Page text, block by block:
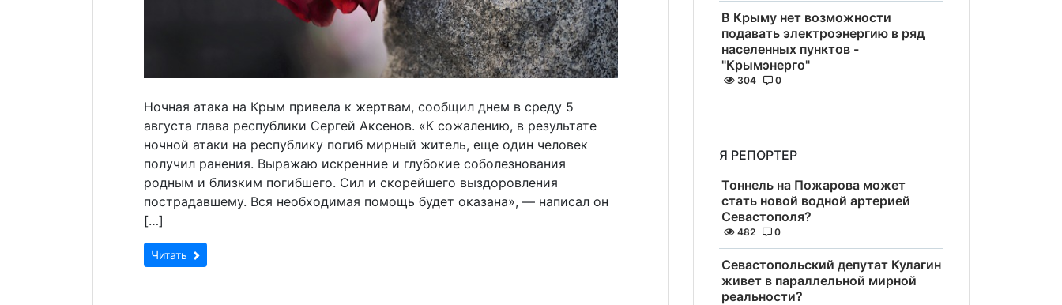
Ночная атака на Крым привела к жертвам, сообщил днем в среду 5
августа глава республики Сергей Аксенов. «К сожалению, в результате
ночной атаки на республику погиб мирный житель, еще один человек
получил ранения. Выражаю искренние и глубокие соболезнования
родным и близким погибшего. Сил и скорейшего выздоровления
пострадавшему. Вся необходимая помощь будет оказана», — написал он
[…]
Читать
В Крыму нет возможности
подавать электроэнергию в ряд
населенных пунктов -
"Крымэнерго"
304 0
Я РЕПОРТЕР
Тоннель на Пожарова может
стать новой водной артерией
Севастополя?
482 0
Севастопольский депутат Кулагин
живет в параллельной мирной
реальности?